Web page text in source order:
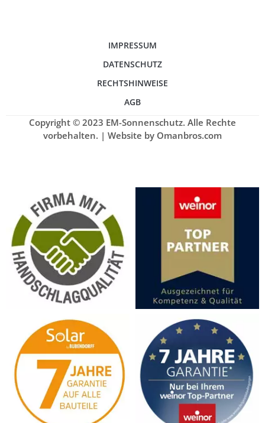
IMPRESSUM
DATENSCHUTZ
RECHTSHINWEISE
AGB
Copyright © 2023 EM-Sonnenschutz. Alle Rechte
vorbehalten. | Website by Omanbros.com